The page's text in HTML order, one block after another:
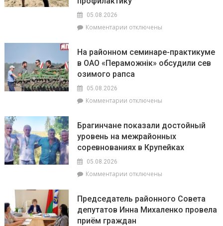
сходить
на
Ракам
нужно
на
чужие
проблемы
05.08.2026
Комментарии к
на
воде
–
спасатели
Брагинщины
усиливают
профилактику
отключены
На районном семинаре-практикуме
в ОАО «Пераможнік» обсудили сев
озимого рапса
05.08.2026
Комментарии к
районном
семинаре-
практикуме
«Пераможнік»
озимого
рапса
отключены
Брагинчане показали достойный
уровень на межрайонных
соревнованиях в Крупейках
05.08.2026
Комментарии к
показали
достойный
уровень
отключены
Председатель районного Совета
депутатов Инна Михаленко провела
приём граждан